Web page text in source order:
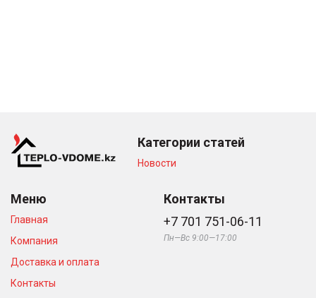
Категории статей
Новости
Меню
Главная
Компания
Доставка и оплата
Контакты
Контакты
+7 701 751-06-11
Пн—Вс 9:00—17:00